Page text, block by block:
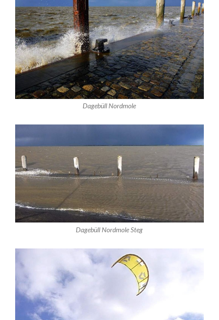
Dagebüll Nordmole
Dagebüll Nordmole Steg